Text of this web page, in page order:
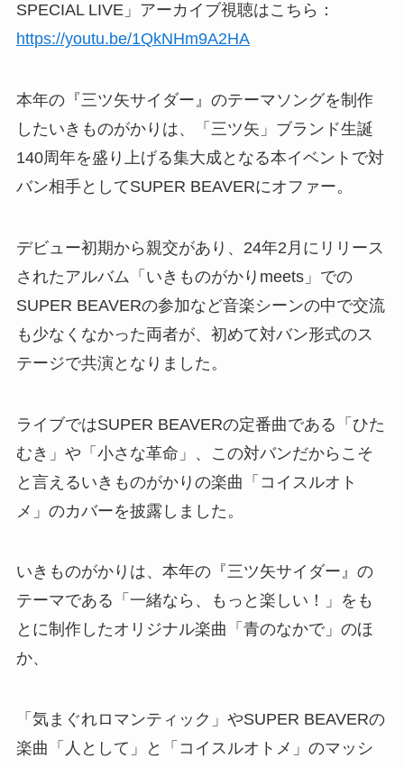
SPECIAL LIVE」アーカイブ視聴はこちら：
https://youtu.be/1QkNHm9A2HA
本年の『三ツ矢サイダー』のテーマソングを制作
したいきものがかりは、「三ツ矢」ブランド生誕
140周年を盛り上げる集大成となる本イベントで対
バン相手としてSUPER BEAVERにオファー。
デビュー初期から親交があり、24年2月にリリース
されたアルバム「いきものがかりmeets」での
SUPER BEAVERの参加など音楽シーンの中で交流
も少なくなかった両者が、初めて対バン形式のス
テージで共演となりました。
ライブではSUPER BEAVERの定番曲である「ひた
むき」や「小さな革命」、この対バンだからこそ
と言えるいきものがかりの楽曲「コイスルオト
メ」のカバーを披露しました。
いきものがかりは、本年の『三ツ矢サイダー』の
テーマである「一緒なら、もっと楽しい！」をも
とに制作したオリジナル楽曲「青のなかで」のほ
か、
「気まぐれロマンティック」やSUPER BEAVERの
楽曲「人として」と「コイスルオトメ」のマッシ